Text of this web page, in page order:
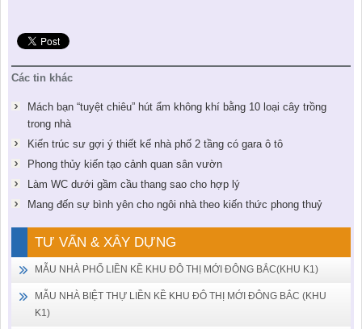
Các tin khác
Mách bạn “tuyệt chiêu” hút ẩm không khí bằng 10 loại cây trồng
trong nhà
Kiến trúc sư gợi ý thiết kế nhà phố 2 tầng có gara ô tô
Phong thủy kiến tạo cảnh quan sân vườn
Làm WC dưới gầm cầu thang sao cho hợp lý
Mang đến sự bình yên cho ngôi nhà theo kiến thức phong thuỷ
TƯ VẤN & XÂY DỰNG
MẪU NHÀ PHỐ LIỀN KỀ KHU ĐÔ THỊ MỚI ĐÔNG BẮC(KHU K1)
MẪU NHÀ BIỆT THỰ LIỀN KỀ KHU ĐÔ THỊ MỚI ĐÔNG BẮC (KHU
K1)